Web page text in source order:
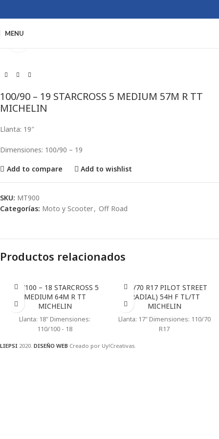
MENU
100/90 – 19 STARCROSS 5 MEDIUM 57M R TT
MICHELIN
Llanta: 19″
Dimensiones: 100/90 – 19
Add to compare Add to wishlist
SKU: MT900
Categorías: Moto y Scooter, Off Road
Productos relacionados
110/100 – 18 STARCROSS 5
MEDIUM 64M R TT
MICHELIN
Llanta: 18" Dimensiones:
110/100 - 18
110/70 R17 PILOT STREET
(RADIAL) 54H F TL/TT
MICHELIN
Llanta: 17" Dimensiones: 110/70
R17
LIEPSI 2020. DISEÑO WEB Creado por Uy!Creativas.